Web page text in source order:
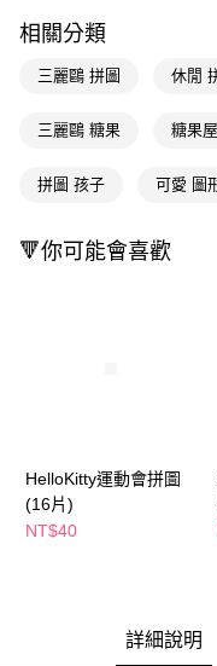
【「AFTEE先享後付」結帳流
結帳頁面，進行簡訊認證並
３．收到繳費通知簡訊後14
購買商品的店家。未經商家
※ 交易是否成功請以「
是否繳費成功／繳費後需取
「AFTEE先享後付」，若未
任。
４．使用「AFTEE先享後付
時審查核予不同之上限額度
每筆NT$65，滿NT$390(
付款後全家取貨
每筆NT$65，滿NT$490(
付款後萊爾富取貨
宅配(本島)
每筆NT$100，滿NT$790(
相關分類
三麗鷗 拼圖 休閒
三麗鷗 糖果 糖果
拼圖 孩子 可愛 圖
🔻你可能會喜歡
HelloKitty運動會拼圖
(16片)
NT$40
詳細說明